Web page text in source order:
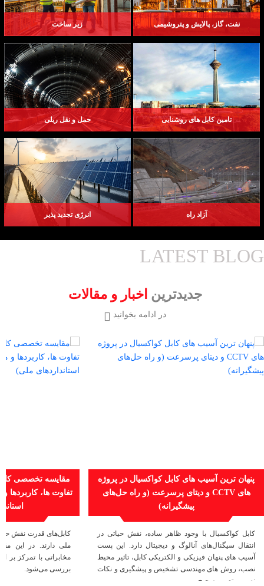
نفت، گاز، پالایش و پتروشیمی زیر ساخت
تامین کابل های روشنایی حمل و نقل ریلی
آزاد راه انرژی تجدید پذیر
LATEST BLOG
جدیدترین اخبار و مقالات
در ادامه بخوانید
پنهان‌ ترین آسیب ‌های کابل کواکسیال در پروژه
‌های CCTV و دیتای پرسرعت (و راه‌ حل‌های
پیشگیرانه)
کابل کواکسیال با وجود ظاهر ساده، نقش حیاتی در
انتقال سیگنال‌های آنالوگ و دیجیتال دارد. این پست
آسیب‌ های پنهان فیزیکی و الکتریکی کابل، تاثیر محیط
نصب، روش‌ های مهندسی تشخیص و پیشگیری و نکات
نصب و تعمیر صحیح
مقایسه تخصصی
تفاوت‌ ها، کاربردها
کابل‌های قدرت نقش
ملی دارند. در این
مخابراتی با تمرکز بر
بررسی می‌شود.